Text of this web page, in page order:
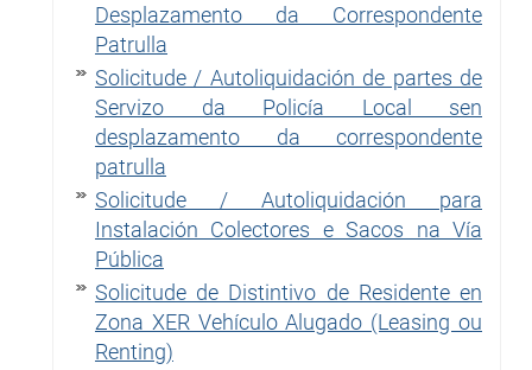
Desplazamento da Correspondente
Patrulla
Solicitude / Autoliquidación de partes de
Servizo da Policía Local sen
desplazamento da correspondente
patrulla
Solicitude / Autoliquidación para
Instalación Colectores e Sacos na Vía
Pública
Solicitude de Distintivo de Residente en
Zona XER Vehículo Alugado (Leasing ou
Renting)